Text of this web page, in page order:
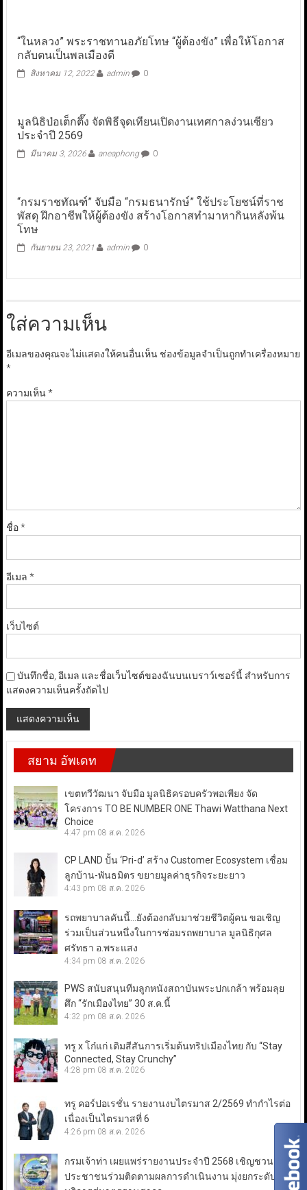
“ในหลวง” พระราชทานอภัยโทษ “ผู้ต้องขัง” เพื่อให้โอกาส
กลับตนเป็นพลเมืองดี
สิงหาคม 12, 2022 admin 0
มูลนิธิป่อเต็กตึ๊ง จัดพิธีจุดเทียนเปิดงานเทศกาลง่วนเซียว
ประจำปี 2569
มีนาคม 3, 2026 aneaphong 0
“กรมราชทัณฑ์” จับมือ “กรมธนารักษ์” ใช้ประโยชน์ที่ราช
พัสดุ ฝึกอาชีพให้ผู้ต้องขัง สร้างโอกาสทำมาหากินหลังพ้น
โทษ
กันยายน 23, 2021 admin 0
ใส่ความเห็น
อีเมลของคุณจะไม่แสดงให้คนอื่นเห็น ช่องข้อมูลจำเป็นถูกทำเครื่องหมาย
*
ความเห็น*
ชื่อ*
อีเมล *
เว็บไซต์
บันทึกชื่อ, อีเมล และชื่อเว็บไซต์ของฉันบนเบราว์เซอร์นี้ สำหรับการ
แสดงความเห็นครั้งถัดไป
สยาม อัพเดท
เขตทวีวัฒนา จับมือ มูลนิธิครอบครัวพอเพียง จัด
โครงการ TO BE NUMBER ONE Thawi Watthana Next
Choice
4:47 pm 08 ส.ค. 2026
CP LAND ปั้น ‘Pri-d’ สร้าง Customer Ecosystem เชื่อม
ลูกบ้าน-พันธมิตร ขยายมูลค่าธุรกิจระยะยาว
4:43 pm 08 ส.ค. 2026
รถพยาบาลคันนี้…ยังต้องกลับมาช่วยชีวิตผู้คน ขอเชิญ
ร่วมเป็นส่วนหนึ่งในการซ่อมรถพยาบาล มูลนิธิกุศล
ศรัทธา อ.พระแสง
4:34 pm 08 ส.ค. 2026
PWS สนับสนุนทีมลูกหนังสถาบันพระปกเกล้า พร้อมลุย
ศึก “รักเมืองไทย” 30 ส.ค.นี้
4:32 pm 08 ส.ค. 2026
ทรู x โก๋แก่ เติมสีสันการเริ่มต้นทริปเมืองไทย กับ “Stay
Connected, Stay Crunchy”
4:28 pm 08 ส.ค. 2026
ทรู คอร์ปอเรชั่น รายงานงบไตรมาส 2/2569 ทำกำไรต่อ
เนื่องเป็นไตรมาสที่ 6
4:26 pm 08 ส.ค. 2026
กรมเจ้าท่า เผยแพร่รายงานประจำปี 2568 เชิญชวน
ประชาชนร่วมติดตามผลการดำเนินงาน มุ่งยกระดับการ